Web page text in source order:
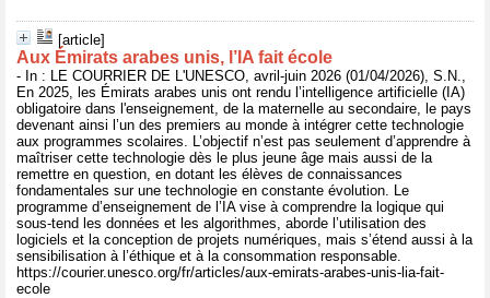
[article]
Aux Émirats arabes unis, l’IA fait école
- In : LE COURRIER DE L'UNESCO, avril-juin 2026 (01/04/2026), S.N.,
En 2025, les Émirats arabes unis ont rendu l’intelligence artificielle (IA)
obligatoire dans l'enseignement, de la maternelle au secondaire, le pays
devenant ainsi l’un des premiers au monde à intégrer cette technologie
aux programmes scolaires. L’objectif n’est pas seulement d’apprendre à
maîtriser cette technologie dès le plus jeune âge mais aussi de la
remettre en question, en dotant les élèves de connaissances
fondamentales sur une technologie en constante évolution. Le
programme d’enseignement de l’IA vise à comprendre la logique qui
sous-tend les données et les algorithmes, aborde l’utilisation des
logiciels et la conception de projets numériques, mais s’étend aussi à la
sensibilisation à l’éthique et à la consommation responsable.
https://courier.unesco.org/fr/articles/aux-emirats-arabes-unis-lia-fait-
ecole